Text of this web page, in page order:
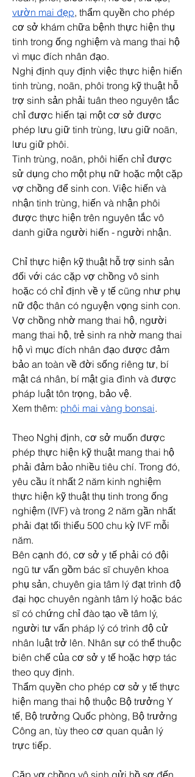
vườn mai đẹp, thẩm quyền cho phép
cơ sở khám chữa bệnh thực hiện thụ
tinh trong ống nghiệm và mang thai hộ
vì mục đích nhân đạo.
Nghị định quy định việc thực hiện hiến
tinh trùng, noãn, phôi trong kỹ thuật hỗ
trợ sinh sản phải tuân theo nguyên tắc
chỉ được hiến tại một cơ sở được
phép lưu giữ tinh trùng, lưu giữ noãn,
lưu giữ phôi.
Tinh trùng, noãn, phôi hiến chỉ được
sử dụng cho một phụ nữ hoặc một cặp
vợ chồng để sinh con. Việc hiến và
nhận tinh trùng, hiến và nhận phôi
được thực hiện trên nguyên tắc vô
danh giữa người hiến - người nhận.
Chỉ thực hiện kỹ thuật hỗ trợ sinh sản
đối với các cặp vợ chồng vô sinh
hoặc có chỉ định về y tế cũng như phụ
nữ độc thân có nguyện vọng sinh con.
Vợ chồng nhờ mang thai hộ, người
mang thai hộ, trẻ sinh ra nhờ mang thai
hộ vì mục đích nhân đạo được đảm
bảo an toàn về đời sống riêng tư, bí
mật cá nhân, bí mật gia đình và được
pháp luật tôn trọng, bảo vệ.
Xem thêm: phôi mai vàng bonsai.
Theo Nghị định, cơ sở muốn được
phép thực hiện kỹ thuật mang thai hộ
phải đảm bảo nhiều tiêu chí. Trong đó,
yêu cầu ít nhất 2 năm kinh nghiệm
thực hiện kỹ thuật thụ tinh trong ống
nghiệm (IVF) và trong 2 năm gần nhất
phải đạt tối thiểu 500 chu kỳ IVF mỗi
năm.
Bên cạnh đó, cơ sở y tế phải có đội
ngũ tư vấn gồm bác sĩ chuyên khoa
phụ sản, chuyên gia tâm lý đạt trình độ
đại học chuyên ngành tâm lý hoặc bác
sĩ có chứng chỉ đào tạo về tâm lý,
người tư vấn pháp lý có trình độ cử
nhân luật trở lên. Nhân sự có thể thuộc
biên chế của cơ sở y tế hoặc hợp tác
theo quy định.
Thẩm quyền cho phép cơ sở y tế thực
hiện mang thai hộ thuộc Bộ trưởng Y
tế, Bộ trưởng Quốc phòng, Bộ trưởng
Công an, tùy theo cơ quan quản lý
trực tiếp.
Cặp vợ chồng vô sinh gửi hồ sơ đến